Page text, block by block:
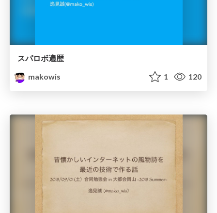
スパロボ遍歴
makowis
1 120